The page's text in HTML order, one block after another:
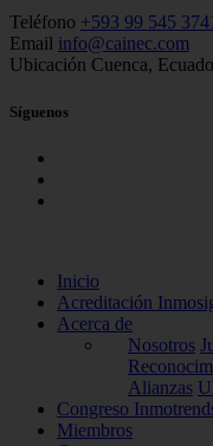
Teléfono +593 99 545
Email info@cainec.com
Ubicación Cuenca,
Síguenos
Inicio
Acreditación
Acerca de
Nosotros
Alianzas
Congreso
Miembros